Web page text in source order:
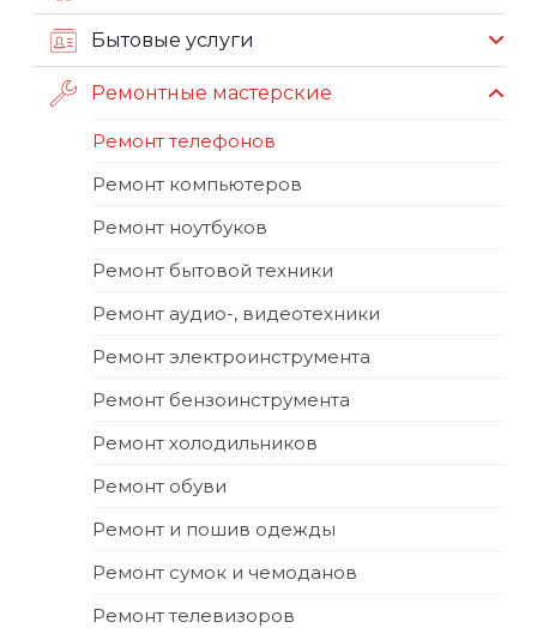
Бытовые услуги
Ремонтные мастерские
Ремонт телефонов
Ремонт компьютеров
Ремонт ноутбуков
Ремонт бытовой техники
Ремонт аудио-, видеотехники
Ремонт электроинструмента
Ремонт бензоинструмента
Ремонт холодильников
Ремонт обуви
Ремонт и пошив одежды
Ремонт сумок и чемоданов
Ремонт телевизоров